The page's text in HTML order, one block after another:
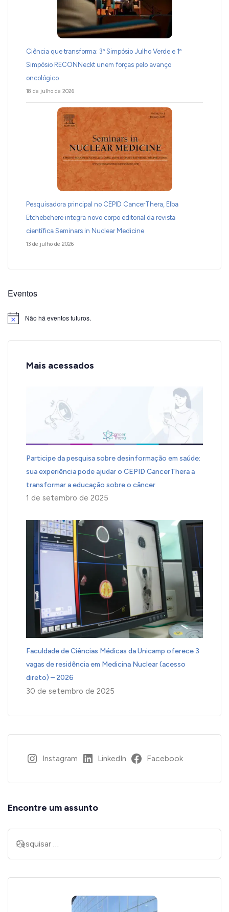
Ciência que transforma: 3º Simpósio Julho Verde e 1º
Simpósio RECONNeckt unem forças pelo avanço
oncológico
18 de julho de 2026
Pesquisadora principal no CEPID CancerThera, Elba
Etchebehere integra novo corpo editorial da revista
científica Seminars in Nuclear Medicine
13 de julho de 2026
Eventos
Notice Não há eventos futuros.
Mais acessados
Participe da pesquisa sobre desinformação em saúde:
sua experiência pode ajudar o CEPID CancerThera a
transformar a educação sobre o câncer
1 de setembro de 2025
Faculdade de Ciências Médicas da Unicamp oferece 3
vagas de residência em Medicina Nuclear (acesso
direto) – 2026
30 de setembro de 2025
Instagram LinkedIn Facebook
Encontre um assunto